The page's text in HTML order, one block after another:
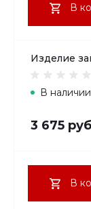
В
Изделие
В наличии
3 675
В